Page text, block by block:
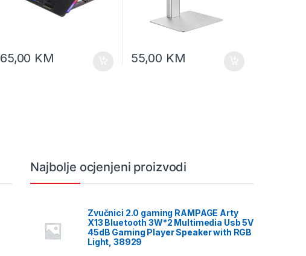
65,00 KM 55,00 KM
Najbolje ocjenjeni proizvodi
Zvučnici 2.0 gaming RAMPAGE Arty
X13 Bluetooth 3W*2 Multimedia Usb 5V
45dB Gaming Player Speaker with RGB
Light, 38929